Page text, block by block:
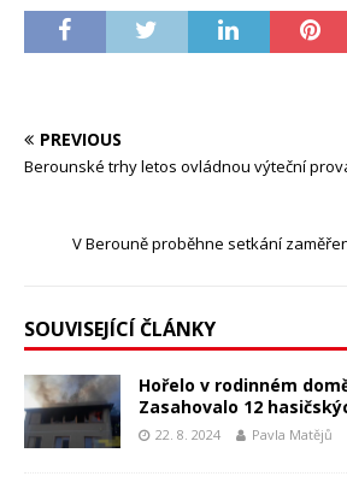
PREVIOUS
Berounské trhy letos ovládnou výteční
V Berouně proběhne setkání
SOUVISEJÍCÍ ČLÁNKY
Hořelo v rodinném
Zasahovalo 12
22. 8. 2024 Pavla Matějů